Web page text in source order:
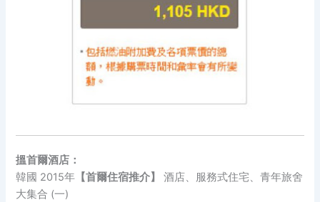
搵首爾酒店：
韓國 2015年 【首爾住宿推介】
酒店、服務式住宅、青年旅舍
大集合 (一)